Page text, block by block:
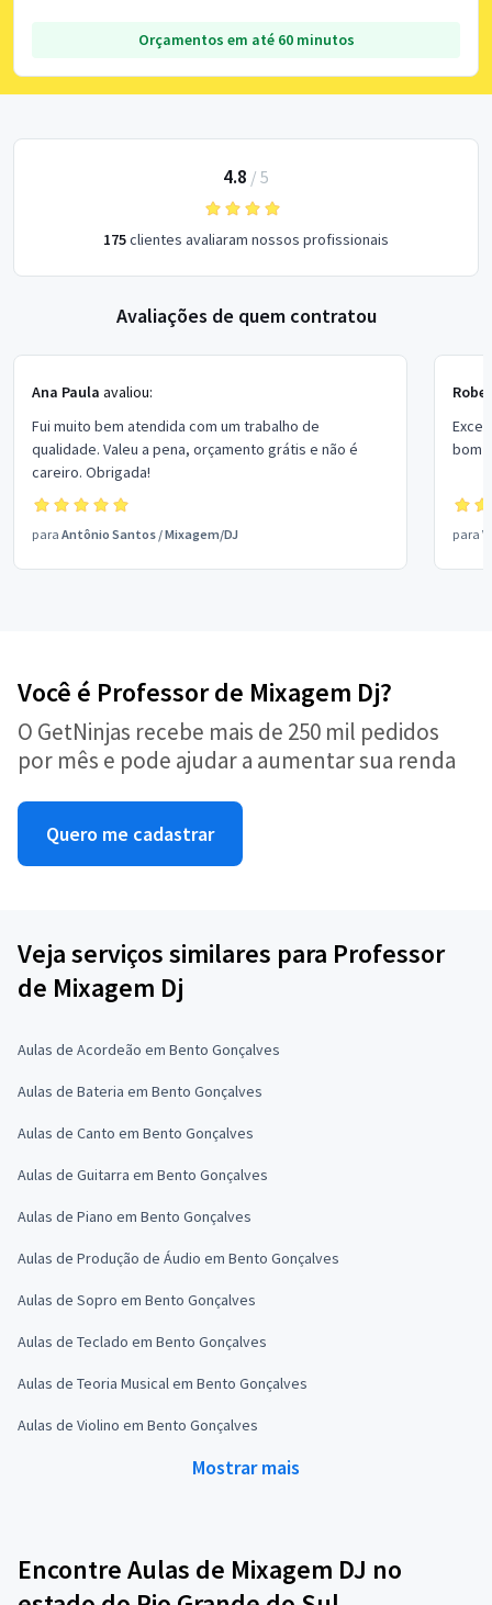
Orçamentos em até 60 minutos
4.8 / 5
175clientes avaliaram nossos profissionais
Avaliações de quem contratou
Ana Paula avaliou:
Fui muito bem atendida com um trabalho de
qualidade. Valeu a pena, orçamento grátis e não é
careiro. Obrigada!
para Antônio Santos /Mixagem/DJ
bom
para
Você é Professor de Mixagem Dj?
O GetNinjas recebe mais de 250 mil pedidos
por mês e pode ajudar a aumentar sua renda
Quero me cadastrar
Veja serviços similares para Professor
de Mixagem Dj
Aulas de Acordeão em Bento Gonçalves
Aulas de Bateria em Bento Gonçalves
Aulas de Canto em Bento Gonçalves
Aulas de Guitarra em Bento Gonçalves
Aulas de Piano em Bento Gonçalves
Aulas de Produção de Áudio em Bento Gonçalves
Aulas de Sopro em Bento Gonçalves
Aulas de Teclado em Bento Gonçalves
Aulas de Teoria Musical em Bento Gonçalves
Aulas de Violino em Bento Gonçalves
Mostrar mais
Encontre Aulas de Mixagem DJ no